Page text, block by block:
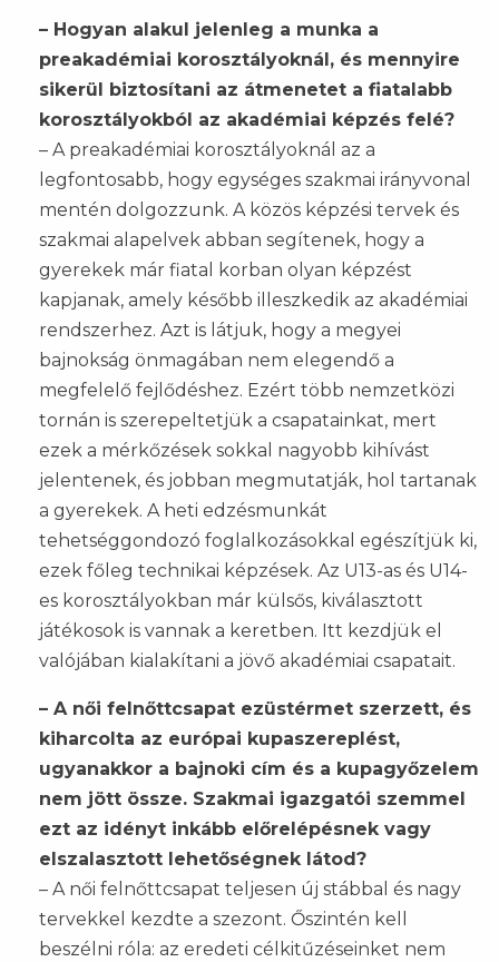
– Hogyan alakul jelenleg a munka a
preakadémiai korosztályoknál, és mennyire
sikerül biztosítani az átmenetet a fiatalabb
korosztályokból az akadémiai képzés felé?
– A preakadémiai korosztályoknál az a
legfontosabb, hogy egységes szakmai irányvonal
mentén dolgozzunk. A közös képzési tervek és
szakmai alapelvek abban segítenek, hogy a
gyerekek már fiatal korban olyan képzést
kapjanak, amely később illeszkedik az akadémiai
rendszerhez. Azt is látjuk, hogy a megyei
bajnokság önmagában nem elegendő a
megfelelő fejlődéshez. Ezért több nemzetközi
tornán is szerepeltetjük a csapatainkat, mert
ezek a mérkőzések sokkal nagyobb kihívást
jelentenek, és jobban megmutatják, hol tartanak
a gyerekek. A heti edzésmunkát
tehetséggondozó foglalkozásokkal egészítjük ki,
ezek főleg technikai képzések. Az U13-as és U14-
es korosztályokban már külsős, kiválasztott
játékosok is vannak a keretben. Itt kezdjük el
valójában kialakítani a jövő akadémiai csapatait.
– A női felnőttcsapat ezüstérmet szerzett, és
kiharcolta az európai kupaszereplést,
ugyanakkor a bajnoki cím és a kupagyőzelem
nem jött össze. Szakmai igazgatói szemmel
ezt az idényt inkább előrelépésnek vagy
elszalasztott lehetőségnek látod?
– A női felnőttcsapat teljesen új stábbal és nagy
tervekkel kezdte a szezont. Őszintén kell
beszélni róla: az eredeti célkitűzéseinket nem